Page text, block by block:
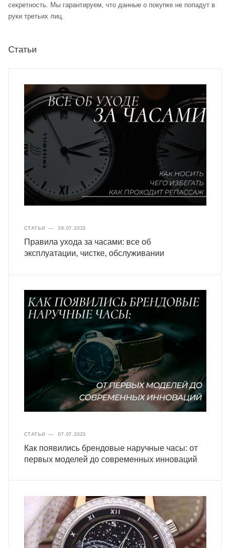
секретность. Мы гарантируем, что данные о покупке не попадут в
руки третьих лиц.
Статьи
СТАТЬИ — 28.07.2023
Правила ухода за часами: все об
эксплуатации, чистке, обслуживании
СТАТЬИ — 07.07.2023
Как появились брендовые наручные часы: от
первых моделей до современных инноваций